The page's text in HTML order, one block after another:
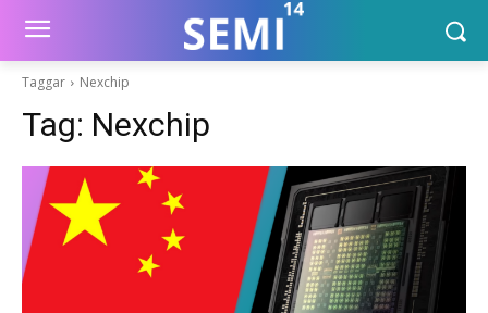
Taggar Nexchip
Tag: Nexchip